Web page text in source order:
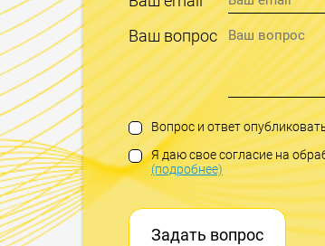
Ваш вопрос
Вопрос и ответ
Я даю свое согласие на
(подробнее)
Задать вопрос